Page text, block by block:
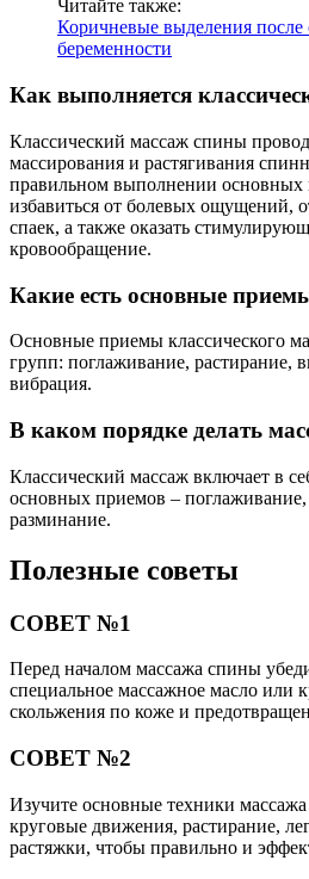
Читайте также:
Коричневые выделения после
беременности
Как выполняется
Классический массаж спины
массирования и растягивания
правильном выполнении
избавиться от болевых ощущений,
спаек, а также оказать
кровообращение.
Какие есть основные
Основные приемы классического
групп: поглаживание, растирание,
вибрация.
В каком порядке делать
Классический массаж включает в
основных приемов – поглаживание,
разминание.
Полезные советы
СОВЕТ №1
Перед началом массажа спины
специальное массажное масло или
скольжения по коже и
СОВЕТ №2
Изучите основные техники
круговые движения, растирание,
растяжки, чтобы правильно и